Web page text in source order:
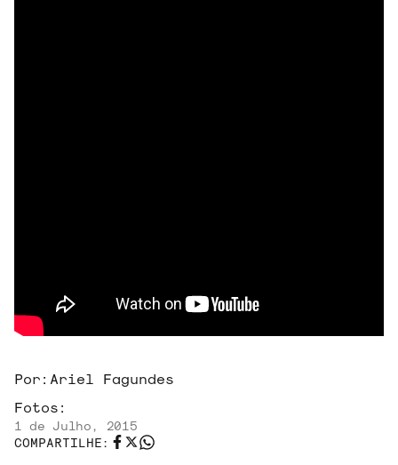
Por: Ariel Fagundes
Fotos:
1 de Julho, 2015
COMPARTILHE: